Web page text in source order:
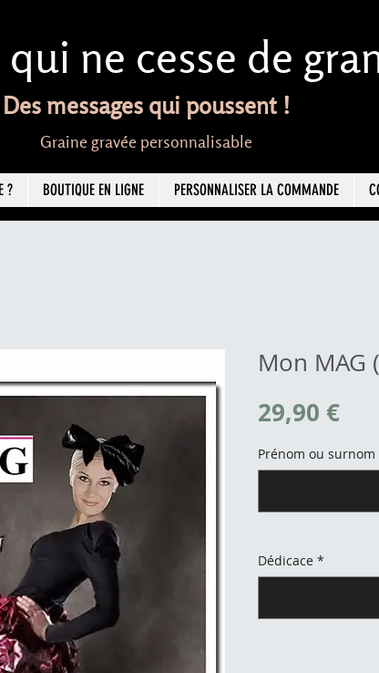
ne cesse de
Des messages qui poussent !
Graine gravée personnalisable
? BOUTIQUE EN LIGNE PERSONNALISER LA COMMANDE
Mon MAG
29,90 €Prix
Prénom ou surnom
Dédicace *